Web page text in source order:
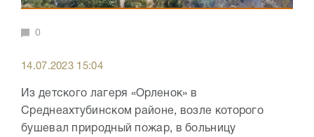
0
14.07.2023 15:04
Из детского лагеря «Орленок» в
Среднеахтубинском районе, возле которого
бушевал природный пожар, в больницу